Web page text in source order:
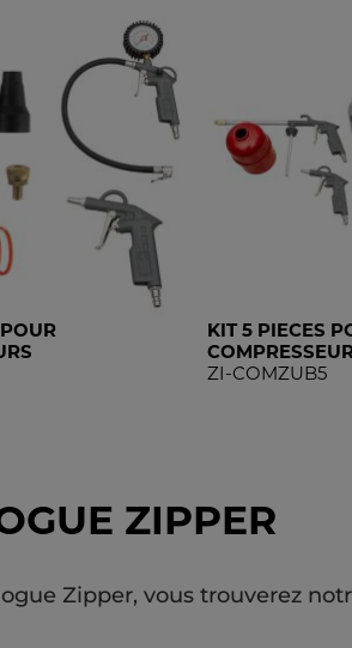
KIT 5 PIECES
ZI-COMZUB5
ZIPPER
Zipper, vous trouverez